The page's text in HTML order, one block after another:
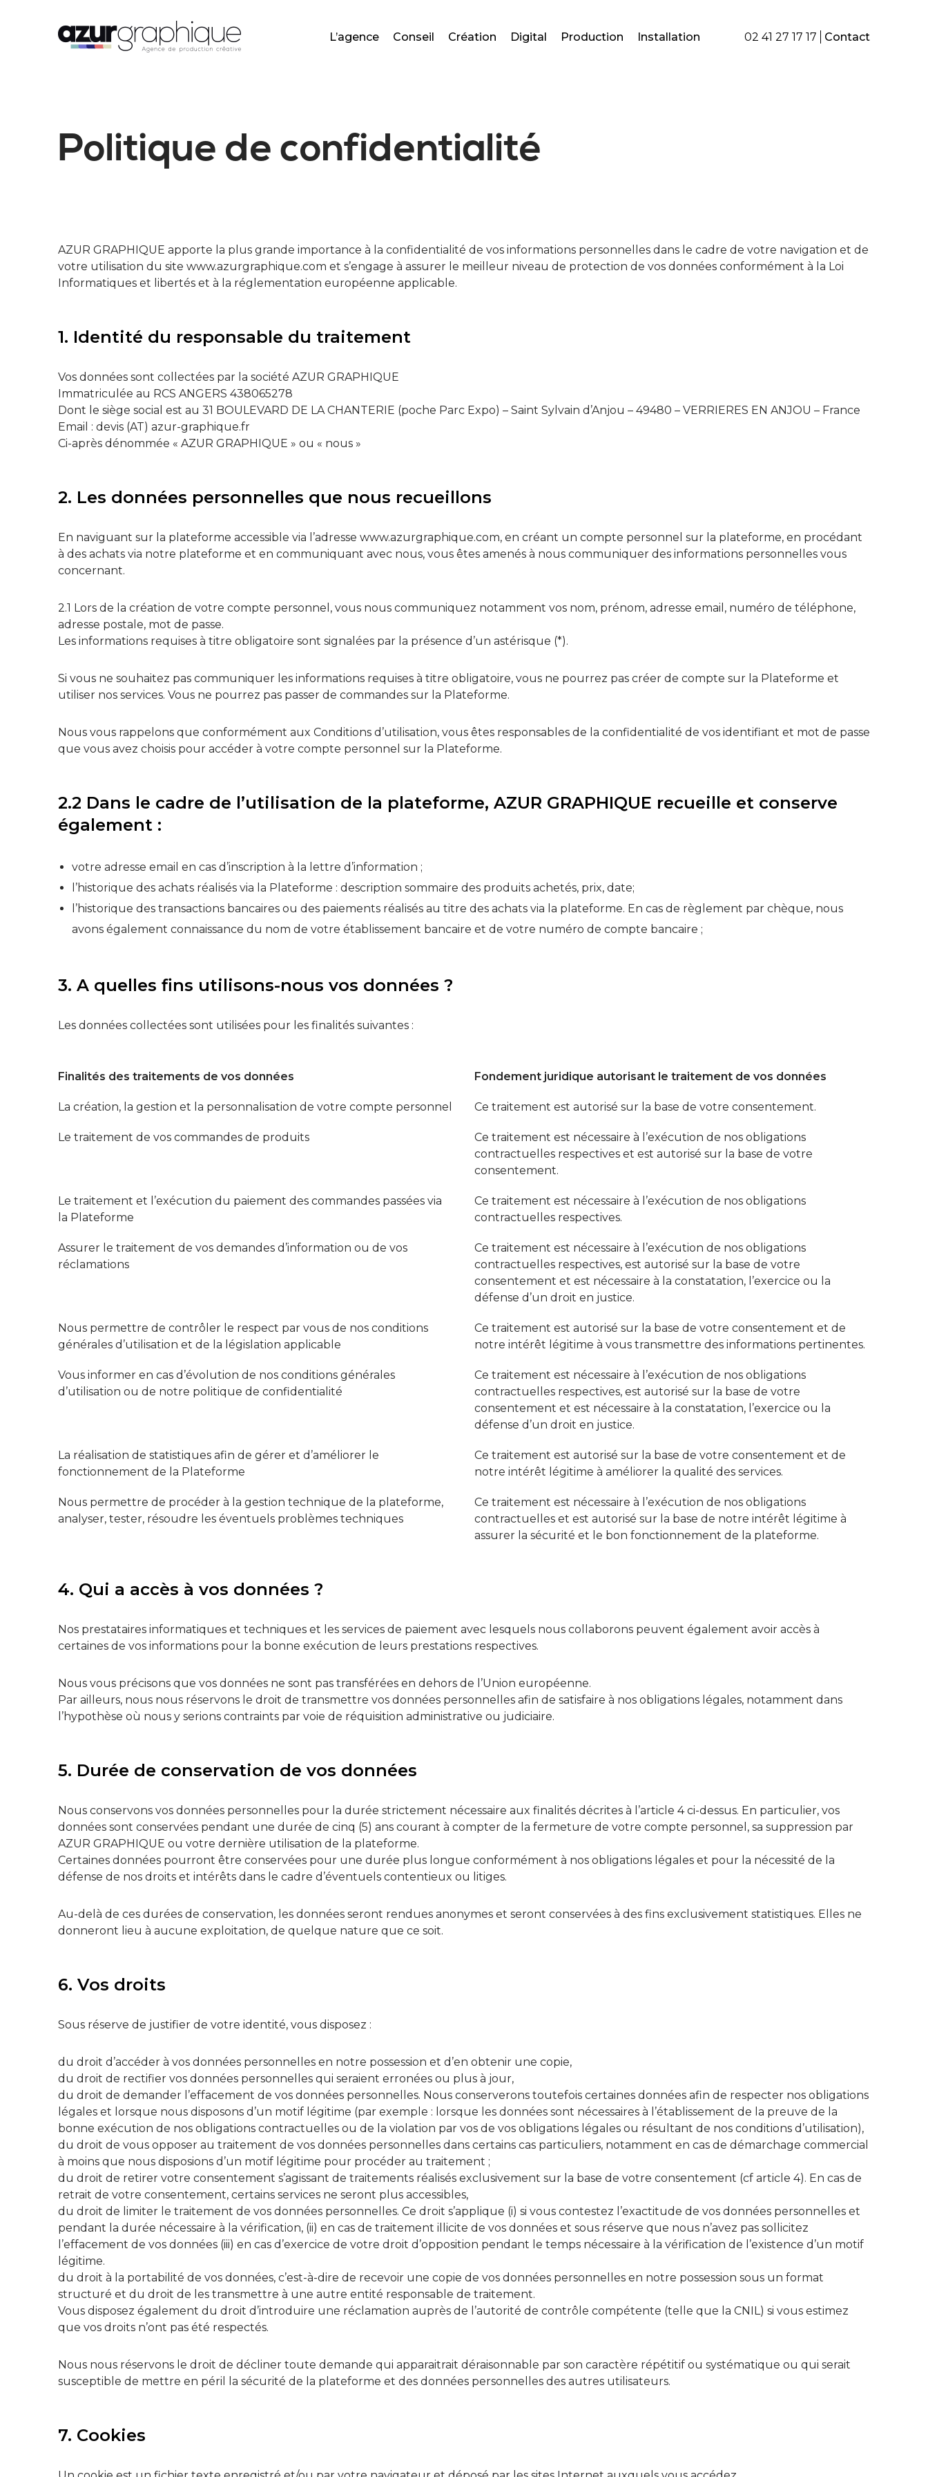
L’agence Conseil Création Digital Production Installation 02 41 27 17 17 Contact
Politique de confidentialité
AZUR GRAPHIQUE apporte la plus grande importance à la confidentialité de vos informations personnelles dans le cadre de votre navigation et de
votre utilisation du site www.azurgraphique.com et s’engage à assurer le meilleur niveau de protection de vos données conformément à la Loi
Informatiques et libertés et à la réglementation européenne applicable.
1. Identité du responsable du traitement
Vos données sont collectées par la société AZUR GRAPHIQUE
Immatriculée au RCS ANGERS 438065278
Dont le siège social est au 31 BOULEVARD DE LA CHANTERIE (poche Parc Expo) – Saint Sylvain d’Anjou – 49480 – VERRIERES EN ANJOU – France
Email : devis (AT) azur-graphique.fr
Ci-après dénommée « AZUR GRAPHIQUE » ou « nous »
2. Les données personnelles que nous recueillons
En naviguant sur la plateforme accessible via l’adresse www.azurgraphique.com, en créant un compte personnel sur la plateforme, en procédant
à des achats via notre plateforme et en communiquant avec nous, vous êtes amenés à nous communiquer des informations personnelles vous
concernant.
2.1 Lors de la création de votre compte personnel, vous nous communiquez notamment vos nom, prénom, adresse email, numéro de téléphone,
adresse postale, mot de passe.
Les informations requises à titre obligatoire sont signalées par la présence d’un astérisque (*).
Si vous ne souhaitez pas communiquer les informations requises à titre obligatoire, vous ne pourrez pas créer de compte sur la Plateforme et
utiliser nos services. Vous ne pourrez pas passer de commandes sur la Plateforme.
Nous vous rappelons que conformément aux Conditions d’utilisation, vous êtes responsables de la confidentialité de vos identifiant et mot de passe
que vous avez choisis pour accéder à votre compte personnel sur la Plateforme.
2.2 Dans le cadre de l’utilisation de la plateforme, AZUR GRAPHIQUE recueille et conserve
également :
votre adresse email en cas d’inscription à la lettre d’information ;
l’historique des achats réalisés via la Plateforme : description sommaire des produits achetés, prix, date;
l’historique des transactions bancaires ou des paiements réalisés au titre des achats via la plateforme. En cas de règlement par chèque, nous
avons également connaissance du nom de votre établissement bancaire et de votre numéro de compte bancaire ;
3. A quelles fins utilisons-nous vos données ?
Les données collectées sont utilisées pour les finalités suivantes :
Finalités des traitements de vos données Fondement juridique autorisant le traitement de vos données
La création, la gestion et la personnalisation de votre compte personnel Ce traitement est autorisé sur la base de votre consentement.
Le traitement de vos commandes de produits
Ce traitement est nécessaire à l’exécution de nos obligations
contractuelles respectives et est autorisé sur la base de votre
consentement.
Le traitement et l’exécution du paiement des commandes passées via
la Plateforme
Ce traitement est nécessaire à l’exécution de nos obligations
contractuelles respectives.
Assurer le traitement de vos demandes d’information ou de vos
réclamations
Ce traitement est nécessaire à l’exécution de nos obligations
contractuelles respectives, est autorisé sur la base de votre
consentement et est nécessaire à la constatation, l’exercice ou la
défense d’un droit en justice.
Nous permettre de contrôler le respect par vous de nos conditions
générales d’utilisation et de la législation applicable
Ce traitement est autorisé sur la base de votre consentement et de
notre intérêt légitime à vous transmettre des informations pertinentes.
Vous informer en cas d’évolution de nos conditions générales
d’utilisation ou de notre politique de confidentialité
Ce traitement est nécessaire à l’exécution de nos obligations
contractuelles respectives, est autorisé sur la base de votre
consentement et est nécessaire à la constatation, l’exercice ou la
défense d’un droit en justice.
La réalisation de statistiques afin de gérer et d’améliorer le
fonctionnement de la Plateforme
Ce traitement est autorisé sur la base de votre consentement et de
notre intérêt légitime à améliorer la qualité des services.
Nous permettre de procéder à la gestion technique de la plateforme,
analyser, tester, résoudre les éventuels problèmes techniques
Ce traitement est nécessaire à l’exécution de nos obligations
contractuelles et est autorisé sur la base de notre intérêt légitime à
assurer la sécurité et le bon fonctionnement de la plateforme.
4. Qui a accès à vos données ?
Nos prestataires informatiques et techniques et les services de paiement avec lesquels nous collaborons peuvent également avoir accès à
certaines de vos informations pour la bonne exécution de leurs prestations respectives.
Nous vous précisons que vos données ne sont pas transférées en dehors de l’Union européenne.
Par ailleurs, nous nous réservons le droit de transmettre vos données personnelles afin de satisfaire à nos obligations légales, notamment dans
l’hypothèse où nous y serions contraints par voie de réquisition administrative ou judiciaire.
5. Durée de conservation de vos données
Nous conservons vos données personnelles pour la durée strictement nécessaire aux finalités décrites à l’article 4 ci-dessus. En particulier, vos
données sont conservées pendant une durée de cinq (5) ans courant à compter de la fermeture de votre compte personnel, sa suppression par
AZUR GRAPHIQUE ou votre dernière utilisation de la plateforme.
Certaines données pourront être conservées pour une durée plus longue conformément à nos obligations légales et pour la nécessité de la
défense de nos droits et intérêts dans le cadre d’éventuels contentieux ou litiges.
Au-delà de ces durées de conservation, les données seront rendues anonymes et seront conservées à des fins exclusivement statistiques. Elles ne
donneront lieu à aucune exploitation, de quelque nature que ce soit.
6. Vos droits
Sous réserve de justifier de votre identité, vous disposez :
du droit d’accéder à vos données personnelles en notre possession et d’en obtenir une copie,
du droit de rectifier vos données personnelles qui seraient erronées ou plus à jour,
du droit de demander l’effacement de vos données personnelles. Nous conserverons toutefois certaines données afin de respecter nos obligations
légales et lorsque nous disposons d’un motif légitime (par exemple : lorsque les données sont nécessaires à l’établissement de la preuve de la
bonne exécution de nos obligations contractuelles ou de la violation par vos de vos obligations légales ou résultant de nos conditions d’utilisation),
du droit de vous opposer au traitement de vos données personnelles dans certains cas particuliers, notamment en cas de démarchage commercial
à moins que nous disposions d’un motif légitime pour procéder au traitement ;
du droit de retirer votre consentement s’agissant de traitements réalisés exclusivement sur la base de votre consentement (cf article 4). En cas de
retrait de votre consentement, certains services ne seront plus accessibles,
du droit de limiter le traitement de vos données personnelles. Ce droit s’applique (i) si vous contestez l’exactitude de vos données personnelles et
pendant la durée nécessaire à la vérification, (ii) en cas de traitement illicite de vos données et sous réserve que nous n’avez pas sollicitez
l’effacement de vos données (iii) en cas d’exercice de votre droit d’opposition pendant le temps nécessaire à la vérification de l’existence d’un motif
légitime.
du droit à la portabilité de vos données, c’est-à-dire de recevoir une copie de vos données personnelles en notre possession sous un format
structuré et du droit de les transmettre à une autre entité responsable de traitement.
Vous disposez également du droit d’introduire une réclamation auprès de l’autorité de contrôle compétente (telle que la CNIL) si vous estimez
que vos droits n’ont pas été respectés.
Nous nous réservons le droit de décliner toute demande qui apparaitrait déraisonnable par son caractère répétitif ou systématique ou qui serait
susceptible de mettre en péril la sécurité de la plateforme et des données personnelles des autres utilisateurs.
7. Cookies